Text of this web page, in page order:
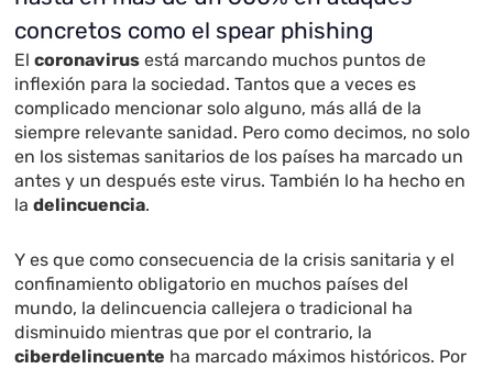
concretos como el spear phishing
Elcoronavirus está marcando muchos puntos de
inflexión para la sociedad. Tantos que a veces es
complicado mencionar solo alguno, más allá de la
siempre relevante sanidad. Pero como decimos, no solo
en los sistemas sanitarios de los países ha marcado un
antes y un después este virus. También lo ha hecho en
ladelincuencia.
Y es que como consecuencia de la crisis sanitaria y el
confinamiento obligatorio en muchos países del
mundo, la delincuencia callejera o tradicional ha
disminuido mientras que por el contrario, la
ciberdelincuente ha marcado máximos históricos. Por